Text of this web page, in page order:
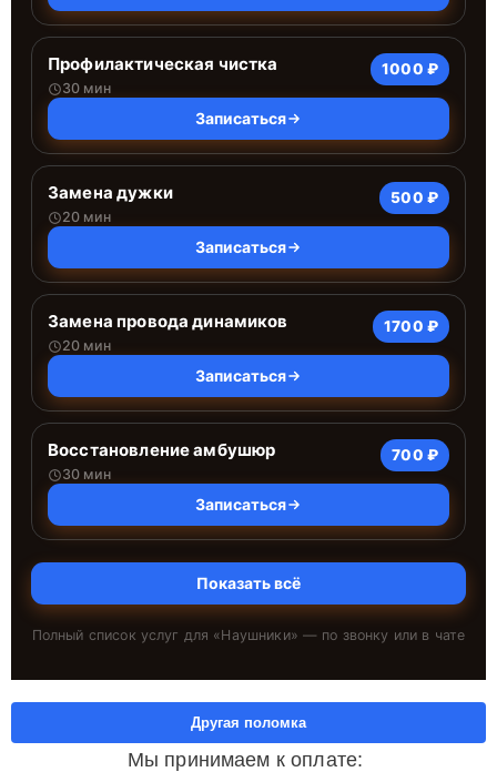
Профилактическая чистка
30 мин
1000 ₽
Записаться
Замена дужки
20 мин
500 ₽
Записаться
Замена провода динамиков
20 мин
1700 ₽
Записаться
Восстановление амбушюр
30 мин
700 ₽
Записаться
Показать всё
Полный список услуг для «Наушники» — по звонку или в чате
Мы принимаем к оплате:
Другая поломка